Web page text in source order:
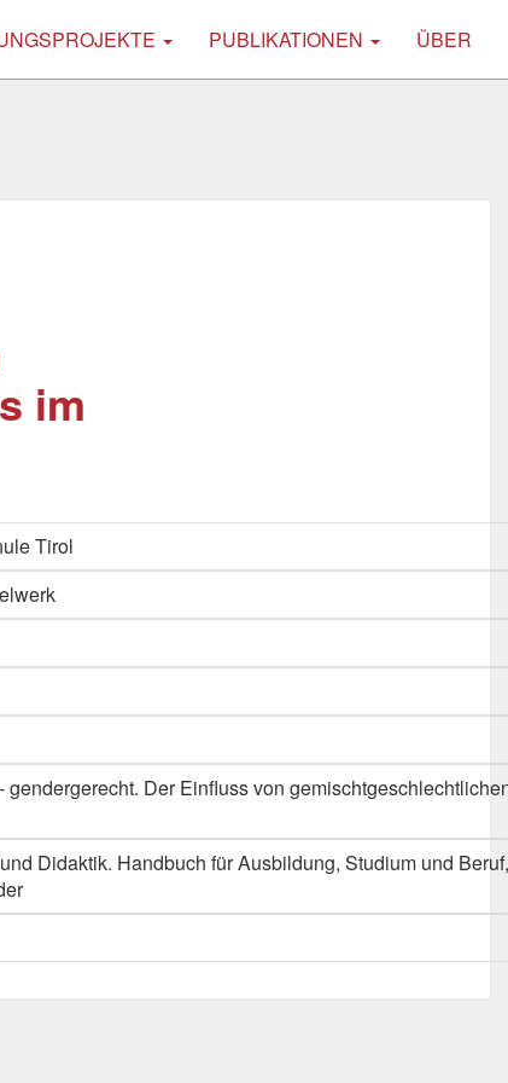
PUBLIKATIONEN ÜBER
im
Tirol
gendergerecht. Der Einfluss von
Didaktik. Handbuch für Ausbildung, Studium und